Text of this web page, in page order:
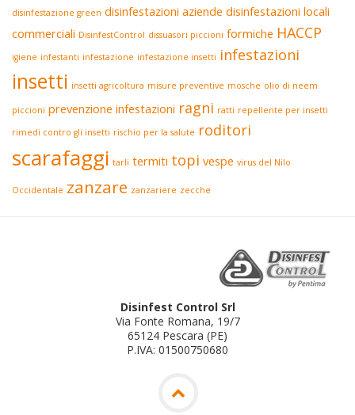
disinfestazione green disinfestazioni aziende disinfestazioni locali
commerciali DisinfestControl dissuasori piccioni formiche HACCP
igiene infestanti infestazione infestazione insetti infestazioni
insetti insetti agricoltura misure preventive mosche olio di neem
piccioni prevenzione infestazioni ragni ratti repellente per insetti
rimedi contro gli insetti rischio per la salute roditori
scarafaggi tarli termiti topi vespe virus del Nilo
Occidentale zanzare zanzariere zecche
Disinfest Control Srl
Via Fonte Romana, 19/7
65124 Pescara (PE)
P.IVA: 01500750680